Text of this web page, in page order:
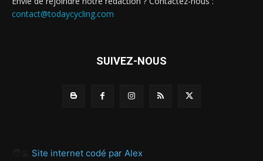
contact@todaycycling.com
SUIVEZ-NOUS
Site internet codé par Alex